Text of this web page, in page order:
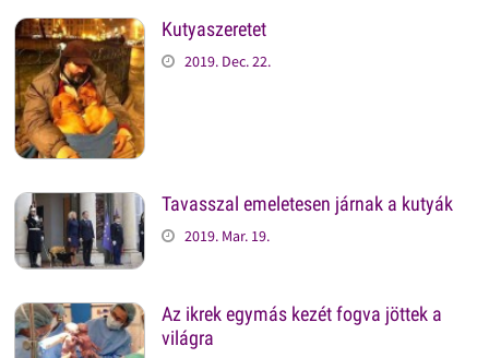
Kutyaszeretet
2019. Dec. 22.
Tavasszal emeletesen járnak a kutyák
2019. Mar. 19.
Az ikrek egymás kezét fogva jöttek a
világra